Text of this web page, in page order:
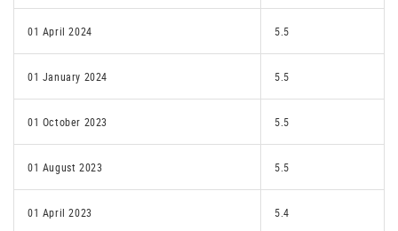
01 April 2024 5.5
01 January 2024 5.5
01 October 2023 5.5
01 August 2023 5.5
01 April 2023 5.4